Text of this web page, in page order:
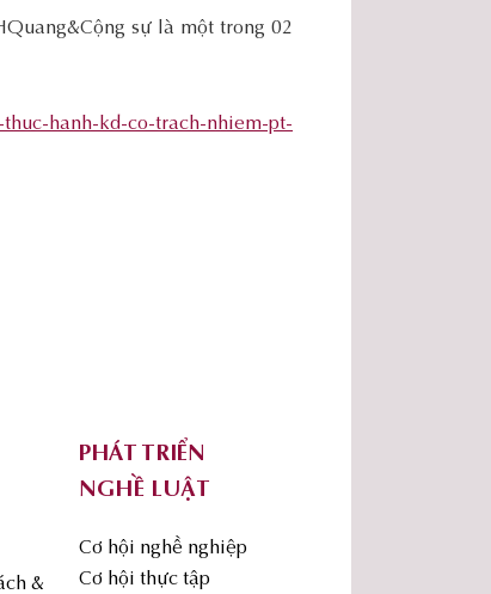
sự là một trong 02
hanh-kd-co-trach-nhiem-pt-
&
PHÁT TRIỂN
NGHỀ LUẬT
Cơ hội nghề nghiệp
Cơ hội thực tập